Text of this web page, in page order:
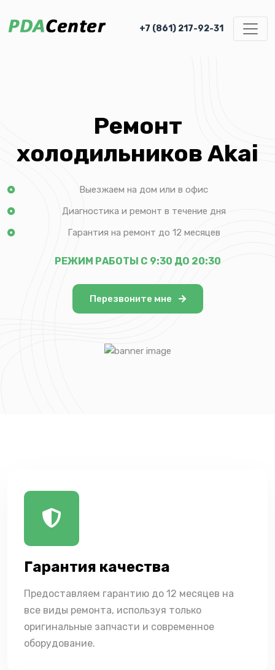
+7 (861) 217-92-31
Ремонт
холодильников Akai
Выезжаем на дом или в офис
Диагностика и ремонт в течение дня
Гарантия на ремонт до 12 месяцев
РЕЖИМ РАБОТЫ С 9:30 ДО 20:30
Перезвоните мне
Гарантия качества
Предоставляем гарантию до 12 месяцев на
все виды ремонта, используя только
оригинальные запчасти и современное
оборудование.